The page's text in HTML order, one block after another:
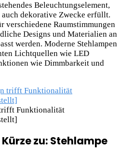
Beleuchtungselement,
dekorative Zwecke erfüllt.
verschiedene Raumstimmungen
Designs und Materialien an
werden. Moderne Stehlampen
Lichtquellen wie LED
wie Dimmbarkeit und
Funktionalität
zu: Stehlampe